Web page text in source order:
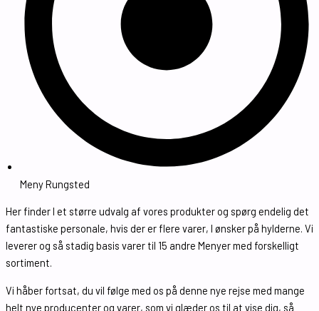
Meny Rungsted
Her finder I et større udvalg af vores produkter og spørg endelig det
fantastiske personale, hvis der er flere varer, I ønsker på hylderne. Vi
leverer og så stadig basis varer til 15 andre Menyer med forskelligt
sortiment.
Vi håber fortsat, du vil følge med os på denne nye rejse med mange
helt nye producenter og varer, som vi glæder os til at vise dig, så